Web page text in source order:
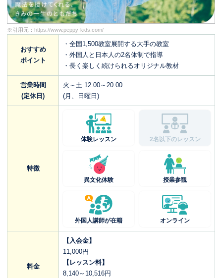
※引用元： https://www.peppy-kids.com/
おすすめ
ポイント
・全国1,500教室展開する大手の教室
・外国人と日本人の2名体制で指導
・長く楽しく続けられるオリジナル教材
営業時間
(定休日)
火～土 12:00～20:00
(月、日曜日)
特徴
体験レッスン 2名以下のレッスン
異文化体験 授業参観
外国人講師が在籍 オンライン
料金
【入会金】
11,000円
【レッスン料】
8,140～10,516円